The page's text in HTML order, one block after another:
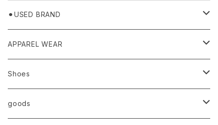
BASICKS
HUMMEL 00
⚫︎USED BRAND
Domestic
Ancellm
AURALEE
Import
ANN DEMEULEMEESTER
APPAREL WEAR
TOPS
T-SHIRTS (Tシャツ）
OUTER
Shoes
Sneaker
goods